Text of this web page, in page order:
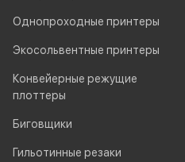
Однопроходные принтеры
Экосольвентные принтеры
Конвейерные режущие
плоттеры
Биговщики
Гильотинные резаки